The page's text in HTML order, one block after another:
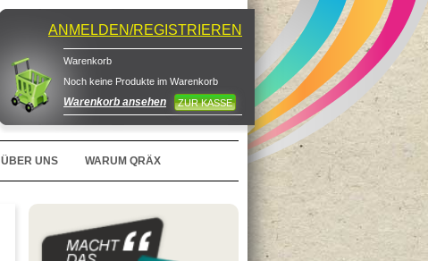
ANMELDEN/REGISTRIEREN
Warenkorb
Noch keine Produkte im Warenkorb
Warenkorb ansehen ZUR KASSE
ÜBER UNS WARUM QRÄX